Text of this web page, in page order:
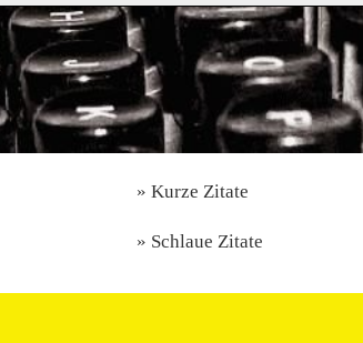
Kurze Zitate
Schlaue Zitate